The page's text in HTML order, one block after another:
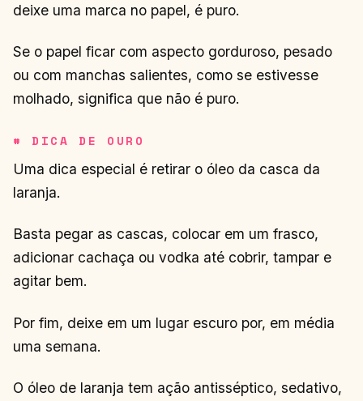
deixe uma marca no papel, é puro.
Se o papel ficar com aspecto gorduroso, pesado
ou com manchas salientes, como se estivesse
molhado, significa que não é puro.
# DICA DE OURO
Uma dica especial é retirar o óleo da casca da
laranja.
Basta pegar as cascas, colocar em um frasco,
adicionar cachaça ou vodka até cobrir, tampar e
agitar bem.
Por fim, deixe em um lugar escuro por, em média
uma semana.
O óleo de laranja tem ação antisséptico, sedativo,